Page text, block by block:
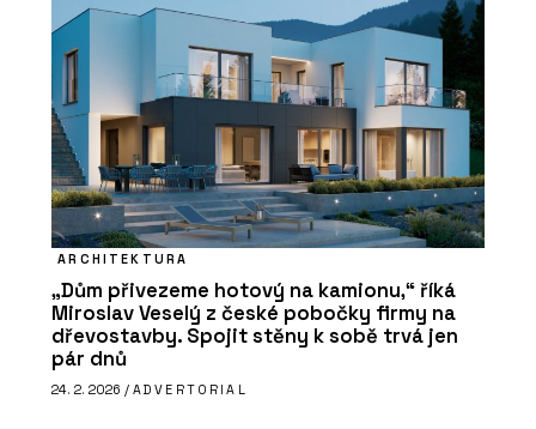
ARCHITEKTURA
„Dům přivezeme hotový na kamionu,“ říká
Miroslav Veselý z české pobočky firmy na
dřevostavby. Spojit stěny k sobě trvá jen
pár dnů
24. 2. 2026 / ADVERTORIAL